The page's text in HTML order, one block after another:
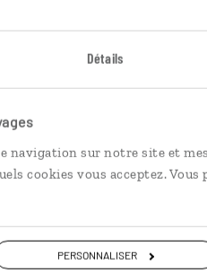
Détails
sur notre site et
cookies vous acceptez.
PERSONNALISER
K-pop
du Sud qui séduira
En famille
les 81 avis sur les voyages en Corée